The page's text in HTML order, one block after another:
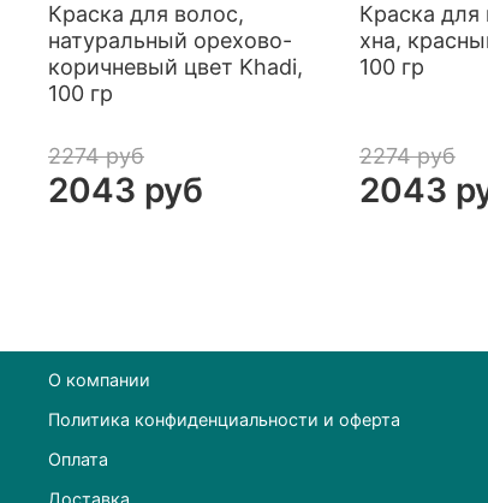
Краска для волос,
натуральный орехово-
коричневый цвет Khadi,
100 гр
2274 руб
2043 руб
Краска для
хна,
100 гр
2274 руб
2043
О компании
Политика конфиденциальности и оферта
Оплата
Доставка